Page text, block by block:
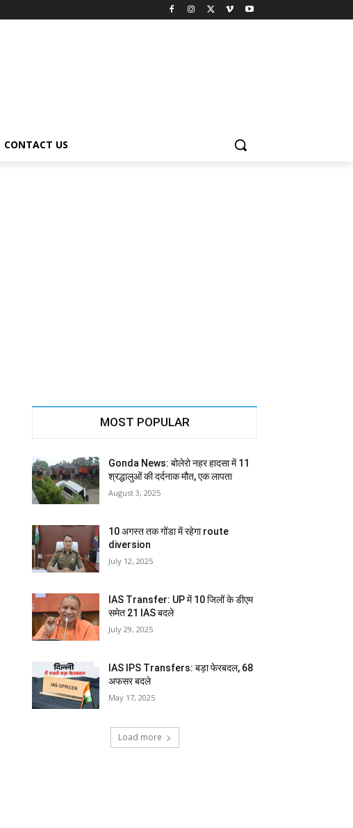
CONTACT US
MOST POPULAR
Gonda News: बोलेरो नहर हादसा में 11
श्रद्धालुओं की दर्दनाक मौत, एक लापता
August 3, 2025
10 अगस्त तक गोंडा में रहेगा route
diversion
July 12, 2025
IAS Transfer: UP में 10 जिलों के डीएम
समेत 21 IAS बदले
July 29, 2025
IAS IPS Transfers: बड़ा फेरबदल, 68
अफसर बदले
May 17, 2025
Load more